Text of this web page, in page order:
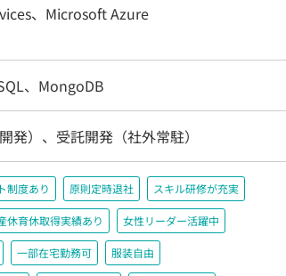
、Microsoft Azure
、MongoDB
発）、受託開発（社外常駐）
制度あり 原則定時退社 スキル研修が充実
休育休取得実績あり 女性リーダー活躍中
一部在宅勤務可 服装自由